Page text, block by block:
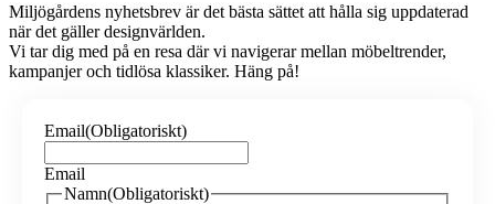
Miljögårdens nyhetsbrev är det bästa sättet att hålla sig uppdaterad
när det gäller designvärlden.
Vi tar dig med på en resa där vi navigerar mellan möbeltrender,
kampanjer och tidlösa klassiker. Häng på!
Email(Obligatoriskt)
Email
Namn(Obligatoriskt)